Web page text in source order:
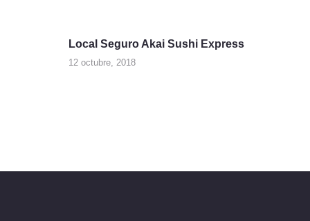
entradas
Previous
post:
Local Seguro Akai Sushi Express
12 octubre, 2018